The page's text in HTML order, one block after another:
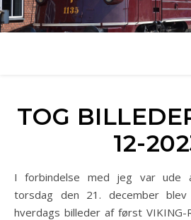
TOG
12-
I forbindelse med jeg var ude at se Talgo vognene
torsdag den 21. december
hverdags billeder af først VIKING-